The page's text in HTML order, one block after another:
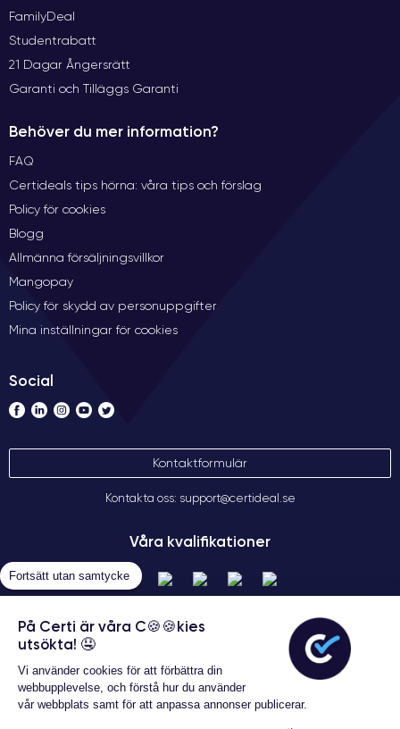
Garanterat 24 månader
FamilyDeal
Studentrabatt
21 Dagar Ångersrätt
Garanti och Tilläggs Garanti
Behöver du mer information?
FAQ
Certideals tips hörna: våra tips och förslag
Policy för cookies
Blogg
Allmänna försäljningsvillkor
Mangopay
Policy för skydd av personuppgifter
Mina inställningar för cookies
Social
Kontaktformulär
Kontakta oss: support@certideal.se
Våra kvalifikationer
Allmänna försäljningsvillkor
Fortsätt utan samtycke
På Certi är våra C🍪🍪kies
utsökta! 🤤
Vi använder cookies för att förbättra din
webbupplevelse, och förstå hur du använder
vår webbplats samt för att anpassa annonser publicerar.